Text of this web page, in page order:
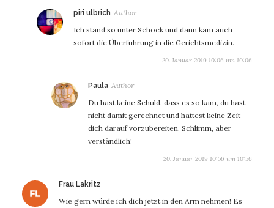
piri ulbrich sagt:
Ich stand so unter Schock und dann kam auch
sofort die Überführung in die Gerichtsmedizin.
20. Januar 2019 10:06 um 10:06
Paula sagt:
Du hast keine Schuld, dass es so kam, du hast
nicht damit gerechnet und hattest keine Zeit
dich darauf vorzubereiten. Schlimm, aber
verständlich!
20. Januar 2019 10:56 um 10:56
Frau Lakritz
Wie gern würde ich dich jetzt in den Arm nehmen! Es